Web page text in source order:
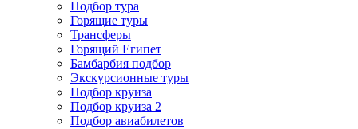
Подбор тура
Горящие туры
Трансферы
Горящий Египет
Бамбарбия подбор
Экскурсионные туры
Подбор круиза
Подбор круиза 2
Подбор авиабилетов